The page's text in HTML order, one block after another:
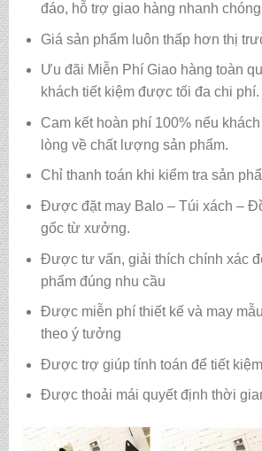
đáo, hỗ trợ giao hàng nhanh
Giá sản phẩm luôn thấp hơn thị
Ưu đãi Miễn Phí Giao hàng toàn
khách tiết kiệm được tối đa chi phí.
Cam kết hoàn phí 100% nếu
lòng về chất lượng sản phẩm.
Chỉ thanh toán khi kiểm tra sản
Được đặt may Balo – Túi xách –
gốc từ xưởng.
Được tư vấn, giải thích chính xác
phẩm đúng nhu cầu
Được miễn phí thiết kế và may
theo ý tưởng
Được trợ giúp tính toán để tiết
Được thoải mái quyết định thời